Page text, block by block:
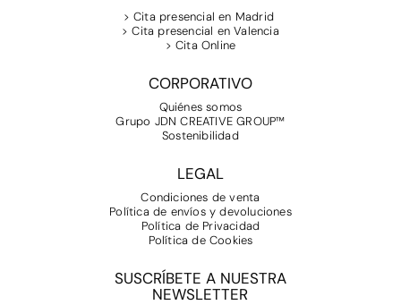
> Cita presencial en Madrid
> Cita presencial en Valencia
> Cita Online
CORPORATIVO
Quiénes somos
Grupo JDN CREATIVE GROUP™
Sostenibilidad
LEGAL
Condiciones de venta
Política de envíos y devoluciones
Política de Privacidad
Política de Cookies
SUSCRÍBETE A NUESTRA
NEWSLETTER